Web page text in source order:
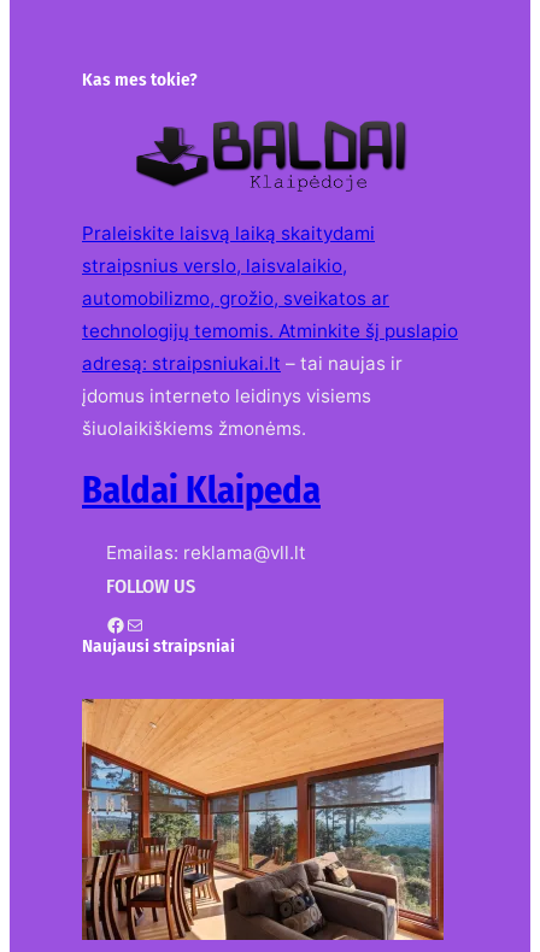
Kas mes tokie?
Praleiskite laisvą laiką skaitydami
straipsnius verslo, laisvalaikio,
automobilizmo, grožio, sveikatos ar
technologijų temomis. Atminkite šį puslapio
adresą: straipsniukai.lt – tai naujas ir
įdomus interneto leidinys visiems
šiuolaikiškiems žmonėms.
Baldai Klaipeda
Emailas: reklama@vll.lt
FOLLOW US
Facebook Mail
Naujausi straipsniai
Kur nusipirkti medines
žaliuzes Klaipėdoje?
2026-08-01